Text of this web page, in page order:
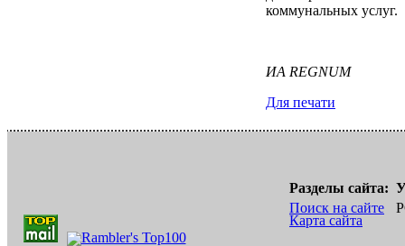
коммунальных услуг.
ИА REGNUM
Для печати
Разделы сайта:
Поиск на сайте
Карта сайта